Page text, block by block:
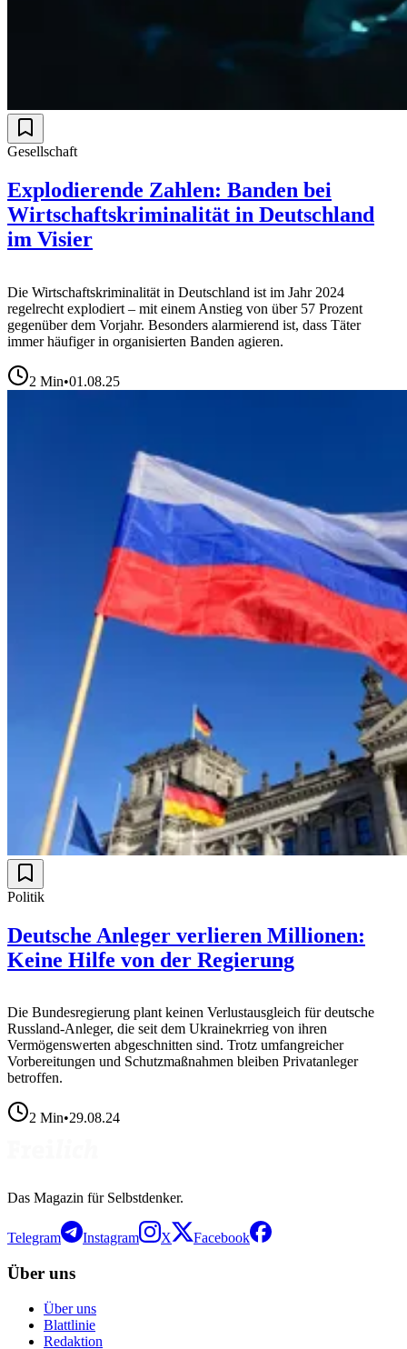
Gesellschaft
Explodierende Zahlen: Banden bei
Wirtschaftskriminalität in Deutschland
im Visier
Die Wirtschaftskriminalität in Deutschland ist im Jahr 2024
regelrecht explodiert – mit einem Anstieg von über 57 Prozent
gegenüber dem Vorjahr. Besonders alarmierend ist, dass Täter
immer häufiger in organisierten Banden agieren.
2 Min•01.08.25
Politik
Deutsche Anleger verlieren Millionen:
Keine Hilfe von der Regierung
Die Bundesregierung plant keinen Verlustausgleich für deutsche
Russland-Anleger, die seit dem Ukrainekrrieg von ihren
Vermögenswerten abgeschnitten sind. Trotz umfangreicher
Vorbereitungen und Schutzmaßnahmen bleiben Privatanleger
betroffen.
2 Min•29.08.24
Das Magazin für Selbstdenker.
Telegram Instagram X Facebook
Über uns
Über uns
Blattlinie
Redaktion